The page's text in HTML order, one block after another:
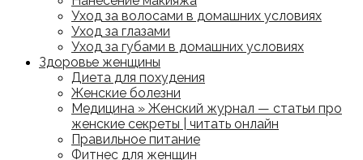
Уход за волосами в домашних условиях
Уход за глазами
Уход за губами в домашних условиях
Здоровье женщины
Диета для похудения
Женские болезни
Медицина » Женский журнал — статьи про
женские секреты | читать онлайн
Правильное питание
Фитнес для женщин